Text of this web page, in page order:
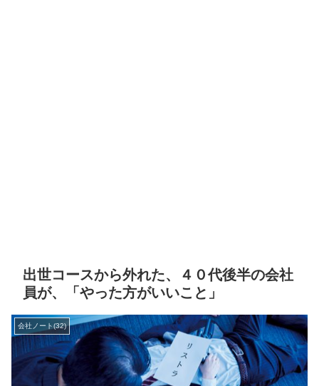
出世コースから外れた、４０代後半の会社
員が、「やった方がいいこと」
会社ノート(32)